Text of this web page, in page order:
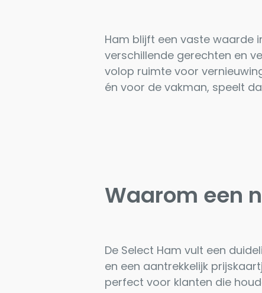
Ham blijft een vaste waarde
verschillende gerechten en
volop ruimte voor
én voor de vakman, speelt
Waarom een
De Select Ham vult een
en een aantrekkelijk
perfect voor klanten die